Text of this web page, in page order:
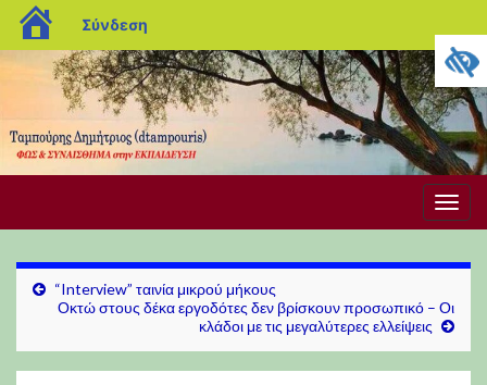
blogs.sch.gr
Σύνδεση
“Interview” ταινία μικρού μήκους
Οκτώ στους δέκα εργοδότες δεν βρίσκουν προσωπικό – Οι
κλάδοι με τις μεγαλύτερες ελλείψεις